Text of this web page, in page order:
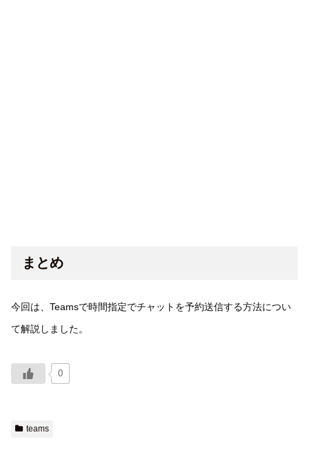
まとめ
今回は、Teamsで時間指定でチャットを予約送信する方法につい
て解説しました。
0
teams